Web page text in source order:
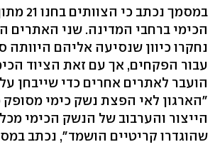
הכימי ברחבי המדינה. שני האתרים
נחקרו כיוון שנסיעה אליהם היוותה
עבור הפקחים, אך עם זאת הציוד
הועבר לאתרים אחרים כדי שייבחן על
"הארגון לאי הפצת נשק כימי מסופק
שהוגדרו קריטיים הושמד", נכתב